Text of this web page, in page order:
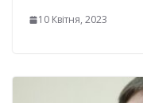
10 Квітня, 2023